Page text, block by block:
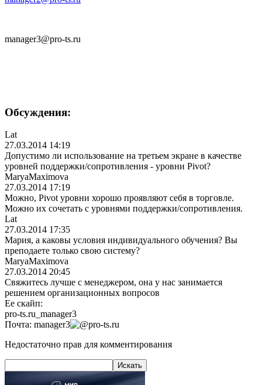
manager3@pro-ts.ru
Обсуждения:
Lat
27.03.2014 14:19
Допустимо ли использование на третьем экране в качестве
уровней поддержки/сопротивления - уровни Pivot?
MaryaMaximova
27.03.2014 17:19
Можно, Pivot уровни хорошо проявляют себя в торговле.
Можно их сочетать с уровнями поддержки/сопротивления.
Lat
27.03.2014 17:35
Мария, а каковы условия индивидуального обучения? Вы
преподаете только свою систему?
MaryaMaximova
27.03.2014 20:45
Свяжитесь лучше с менеджером, она у нас занимается
решением организационных вопросов
Ее скайп:
pro-ts.ru_manager3
Почта: manager3
pro-ts.ru
Недостаточно прав для комментирования